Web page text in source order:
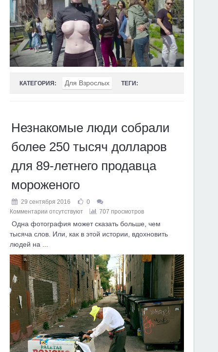
КАТЕГОРИЯ: Для Взрослых ТЕГИ:
Незнакомые люди собрали
более 250 тысяч долларов
для 89-летнего продавца
мороженого
29 сентября 2016
0
Комментарии отсутствуют
707 просмотров
Одна фотография может сказать больше, чем
тысяча слов. Или, как в этой истории, вдохновить
людей на ...